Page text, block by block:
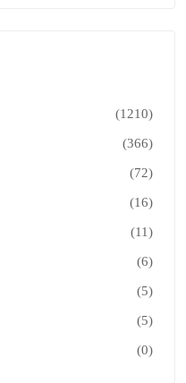
(1210)
(366)
(72)
(16)
(11)
(6)
(5)
(5)
(0)